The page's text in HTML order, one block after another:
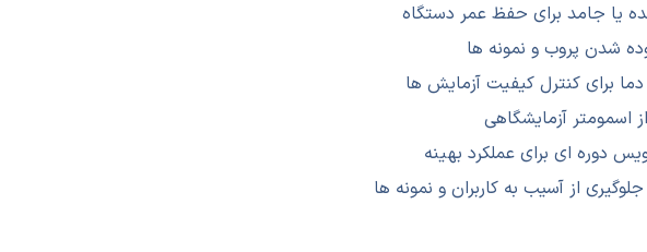
یا جامد برای حفظ عمر دستگاه
شدن پروب و نمونه ها
برای کنترل کیفیت آزمایش ها
اسمومتر آزمایشگاهی
دوره ای برای عملکرد بهینه
از آسیب به کاربران و نمونه ها